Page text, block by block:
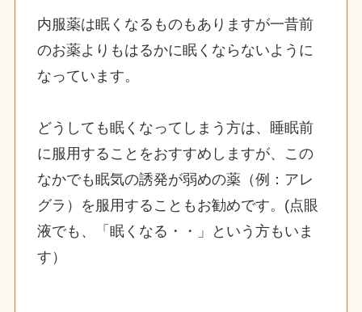
内服薬は眠くなるものもありますが一昔前
のお薬よりもはるかに眠くならないように
なっています。
どうしても眠くなってしまう方は、睡眠前
に服用することをおすすめしますが、この
なかでも眠気の誘発が弱めの薬（例：アレ
グラ）を服用することもお勧めです。(点眼
液でも、「眠くなる・・」という方もいま
す）